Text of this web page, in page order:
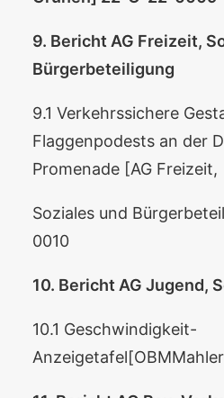
9. Bericht AG Freizeit,
Bürgerbeteiligung
9.1 Verkehrssichere
Flaggenpodests an der
Promenade [AG Freizeit,
Soziales und
0010
10. Bericht AG Jugend,
10.1 Geschwindigkeit-